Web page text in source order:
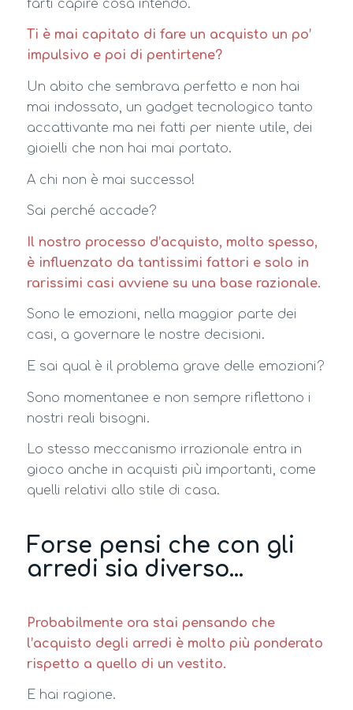
farti capire cosa intendo.
Ti è mai capitato di fare un acquisto un po’
impulsivo e poi di pentirtene?
Un abito che sembrava perfetto e non hai
mai indossato, un gadget tecnologico tanto
accattivante ma nei fatti per niente utile, dei
gioielli che non hai mai portato.
A chi non è mai successo!
Sai perché accade?
Il nostro processo d’acquisto, molto spesso,
è influenzato da tantissimi fattori e solo in
rarissimi casi avviene su una base razionale.
Sono le emozioni, nella maggior parte dei
casi, a governare le nostre decisioni.
E sai qual è il problema grave delle emozioni?
Sono momentanee e non sempre riflettono i
nostri reali bisogni.
Lo stesso meccanismo irrazionale entra in
gioco anche in acquisti più importanti, come
quelli relativi allo stile di casa.
Forse pensi che con gli
arredi sia diverso…
Probabilmente ora stai pensando che
l’acquisto degli arredi è molto più ponderato
rispetto a quello di un vestito.
E hai ragione.